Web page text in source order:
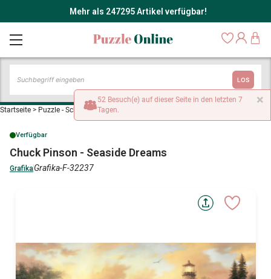
Mehr als 247295 Artikel verfügbar!
LOS
Startseite > Puzzle - Schiffe und Boote
Verfügbar
Chuck Pinson - Seaside Dreams
GrafikaGrafika-F-32237
×
52 Besuch(e) auf dieser Seite in den letzten 7
Tagen.